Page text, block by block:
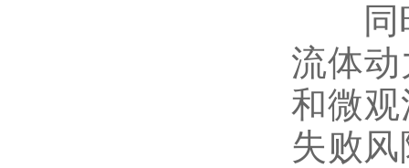
同时
流体
和微
失败